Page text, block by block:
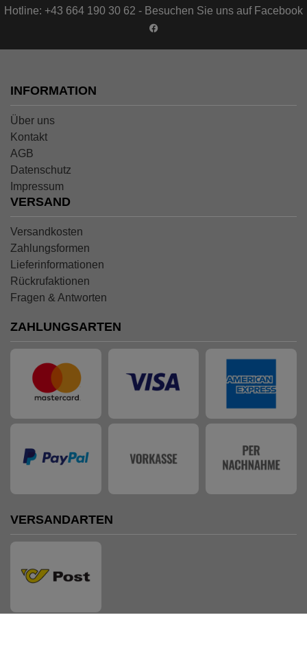
Hotline: +43 664 190 30 62 - Besuchen Sie uns auf Facebook
INFORMATION
Über uns
Kontakt
AGB
Datenschutz
Impressum
VERSAND
Versandkosten
Zahlungsformen
Lieferinformationen
Rückrufaktionen
Fragen & Antworten
ZAHLUNGSARTEN
VERSANDARTEN